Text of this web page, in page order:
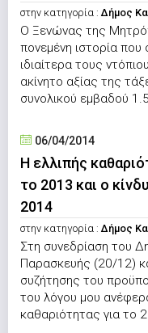
στην κατηγορία : Δήμος
Ο Ξενώνας της
πονεμένη ιστορία που
ιδιαίτερα τους
ακίνητο αξίας της
συνολικού εμβαδού
06/04/2014
Η ελλιπής
το 2013 και ο
2014
στην κατηγορία : Δήμος
Στη συνεδρίαση του
Παρασκευής (20/12)
συζήτησης του
του λόγου μου
καθαριότητας για το